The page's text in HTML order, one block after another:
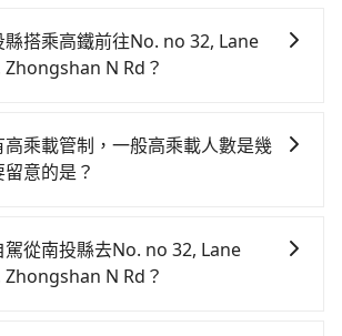
縣搭乘高鐵前往No. no 32, Lane
N Rd？
Rd，高鐵較貴、費時，且難叫計程車
早06:05一直到23:03，台中-台北一天
鐵站後，步行進站、現場購票並於月
分鐘，再乘坐43~69分鐘（平均57
乘載管制，一般高乘載人數是幾
意的是？
實施高乘載管制，限制只有符合以下
：(一) 乘載3人(含駕駛和小孩)以上的
駕從南投縣去No. no 32, Lane
N Rd？